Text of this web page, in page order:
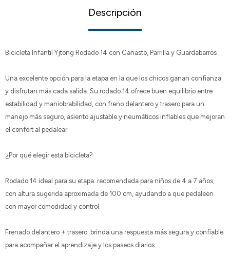
Descripción
Bicicleta Infantil Yjtong Rodado 14 con Canasto, Parrilla y Guardabarros
Una excelente opción para la etapa en la que los chicos ganan confianza
y disfrutan más cada salida. Su rodado 14 ofrece buen equilibrio entre
estabilidad y maniobrabilidad, con freno delantero y trasero para un
manejo más seguro, asiento ajustable y neumáticos inflables que mejoran
el confort al pedalear.
¿Por qué elegir esta bicicleta?
Rodado 14 ideal para su etapa: recomendada para niños de 4 a 7 años,
con altura sugerida aproximada de 100 cm, ayudando a que pedaleen
con mayor comodidad y control.
Frenado delantero + trasero: brinda una respuesta más segura y confiable
para acompañar el aprendizaje y los paseos diarios.